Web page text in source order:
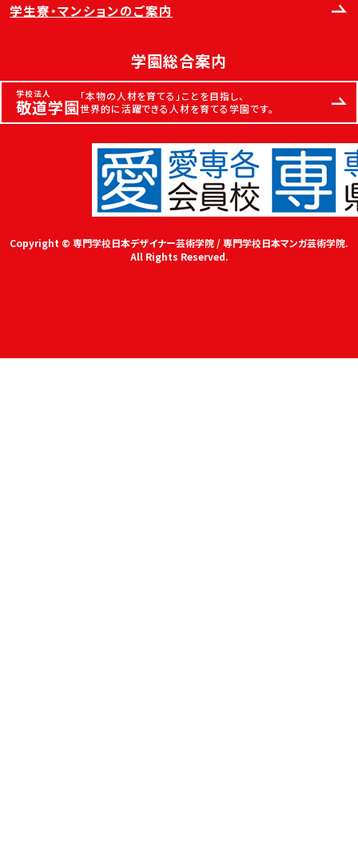
学生寮・マンションのご案内
学園総合案内
学校法人
敬道学園「本物の人材を育てる」ことを目指し、
世界的に活躍できる人材を育てる学園です。
Copyright © 専門学校日本デザイナー芸術学院 / 専門学校日本マンガ芸術学院.
All Rights Reserved.